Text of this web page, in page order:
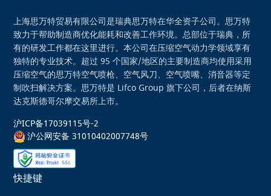
上海思万特贸易有限公司是瑞典思万特在华全资子公司。思万特
致力于帮助制造商优化能耗和改善工作环境。总部位于瑞典，所
有的研发工作都在这里进行。本公司在压缩空气动力学领域享有
独特的专业技术。超过 95 个国家/地区的主要制造商均使用采用
压缩空气的思万特空气喷枪、空气风刀、空气喷嘴、消音器等定
制吹扫解决方案。思万特是 Lifco Group 旗下公司，后者在纳斯
达克斯德哥尔摩交易所上市。
沪ICP备17039115号-2
沪公网安备 31010402007748号
快捷键